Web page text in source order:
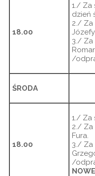
18.00
1./ Za
dzień
2./ Za
Józefy
3./ Za
/
ŚRODA
18.00
1./ Za
2./ Za
Fura.
3./ Za
/